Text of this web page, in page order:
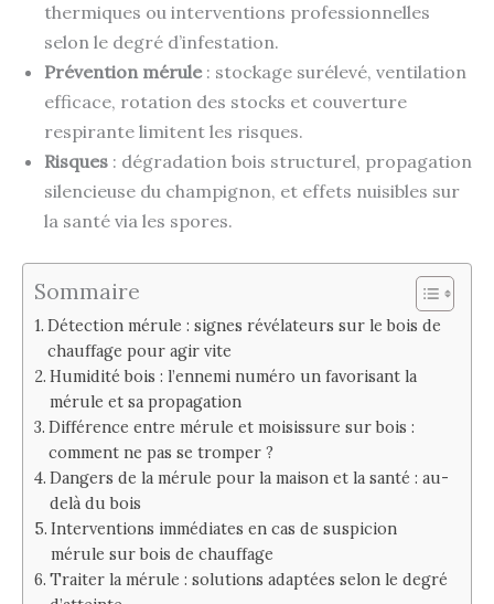
thermiques ou interventions professionnelles
selon le degré d’infestation.
Prévention mérule: stockage surélevé, ventilation
efficace, rotation des stocks et couverture
respirante limitent les risques.
Risques : dégradation bois structurel, propagation
silencieuse du champignon, et effets nuisibles sur
la santé via les spores.
Sommaire
Détection mérule : signes révélateurs sur le bois de
chauffage pour agir vite
Humidité bois : l’ennemi numéro un favorisant la
mérule et sa propagation
Différence entre mérule et moisissure sur bois :
comment ne pas se tromper ?
Dangers de la mérule pour la maison et la santé : au-
delà du bois
Interventions immédiates en cas de suspicion
mérule sur bois de chauffage
Traiter la mérule : solutions adaptées selon le degré